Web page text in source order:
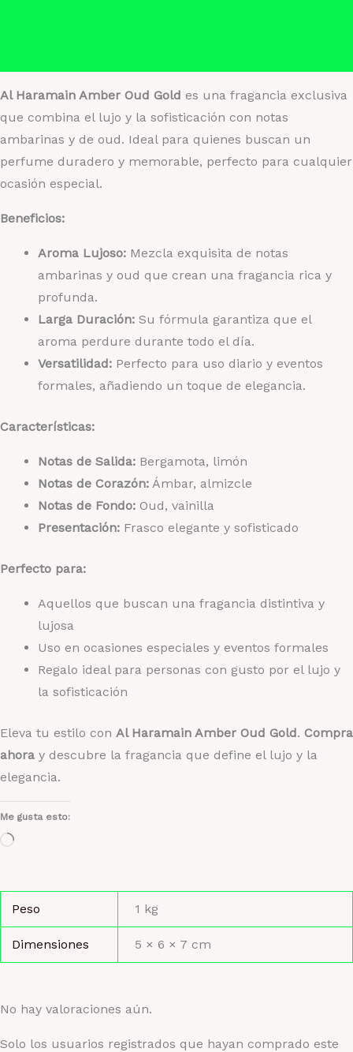
Al Haramain Amber Oud Gold es una fragancia exclusiva
que combina el lujo y la sofisticación con notas
ambarinas y de oud. Ideal para quienes buscan un
perfume duradero y memorable, perfecto para cualquier
ocasión especial.
Beneficios:
Aroma Lujoso: Mezcla exquisita de notas
ambarinas y oud que crean una fragancia rica y
profunda.
Larga Duración: Su fórmula garantiza que el
aroma perdure durante todo el día.
Versatilidad: Perfecto para uso diario y eventos
formales, añadiendo un toque de elegancia.
Características:
Notas de Salida: Bergamota, limón
Notas de Corazón: Ámbar, almizcle
Notas de Fondo: Oud, vainilla
Presentación: Frasco elegante y sofisticado
Perfecto para:
Aquellos que buscan una fragancia distintiva y
lujosa
Uso en ocasiones especiales y eventos formales
Regalo ideal para personas con gusto por el lujo y
la sofisticación
Eleva tu estilo con Al Haramain Amber Oud Gold. Compra
ahora y descubre la fragancia que define el lujo y la
elegancia.
Me gusta esto:
Cargando...
Peso 1 kg
Dimensiones 5 × 6 × 7 cm
No hay valoraciones aún.
Solo los usuarios registrados que hayan comprado este